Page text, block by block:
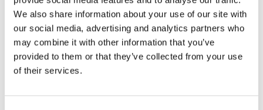
We also share information about your use of our site with
our social media, advertising and analytics partners who
may combine it with other information that you’ve
provided to them or that they’ve collected from your use
of their services.